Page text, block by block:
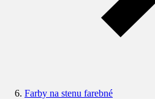
Farby na stenu farebné